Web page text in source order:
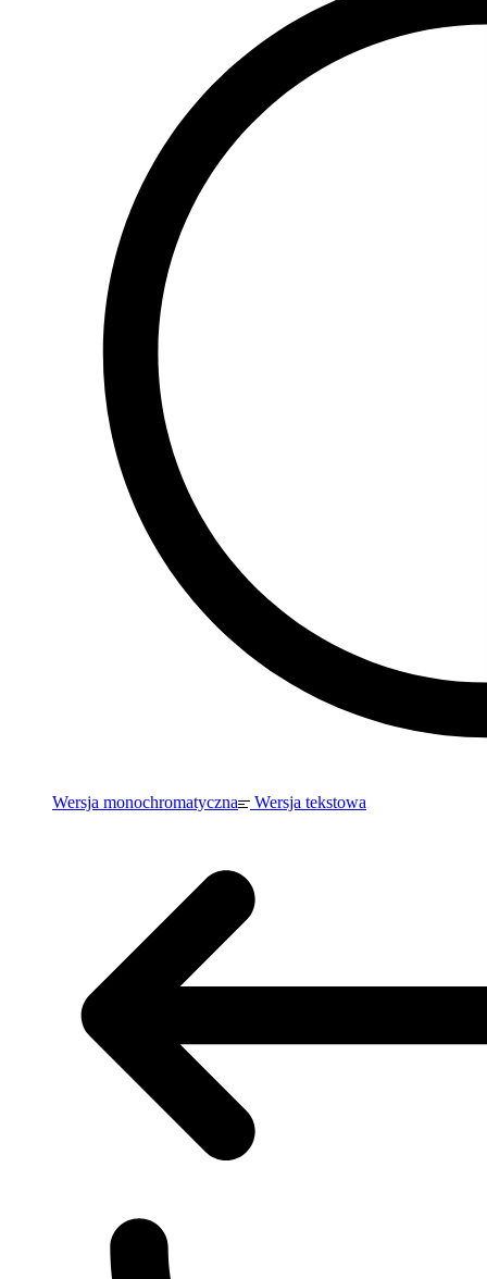
Wersja monochromatyczna Wersja tekstowa